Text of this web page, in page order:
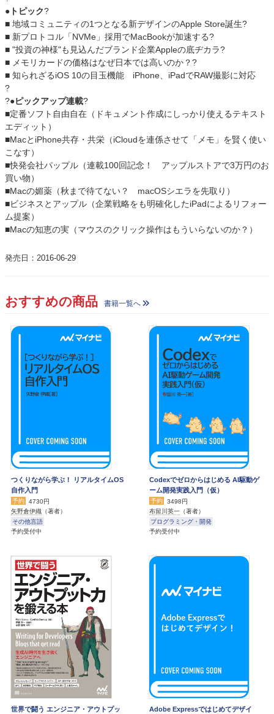
●トピック?
■ 地域コミュニティの1つとなる新デザインのApple Store誕生?
■ 新プロトコル「NVMe」採用でMacBookが加速する?
■ "投資の神様"も見込んだブランド企業Appleの底ヂカラ?
■ メモリカードの価格はなぜ日本では高いのか？?
■ 知られざるiOS 10の目玉機能 iPhone、iPadでRAW撮影に対応
?
?●ピックアップ連載?
■定番ソフト自由自在（ドキュメント作成にしっかり使えるテキスト
エディット）
■MacとiPhone共存・共栄（iCloudを連係させて「メモ」を賢く使い
こなす）
■快発会社パップル（連載100回記念！ アップルストアで3万円のお
買い物）
■Macの媚薬（秋まで待てない？ macOSシエラを先取り）
■ビジネスとアップル（企業戦略をも明確化したiPadによるリフォー
ム提案）
■Macの知恵の実（マウスのクリック操作はもういらないのか？）
発売日：2016-06-29
おすすめの商品 書籍一覧へ
つくりながら学ぶ！ リアルタイムOS
自作入門
予約
4730円
矢野倉伊織 （著者）
その他言語
予約受付中
Codexでゼロからはじめる AI駆動ゲ
ーム開発実践入門（仮）
予約
3498円
布留川英一 （著者）
プログラミング・開発
予約受付中
世界で闘う エンジニア・アウトプッ
Adobe Expressではじめてデザイ